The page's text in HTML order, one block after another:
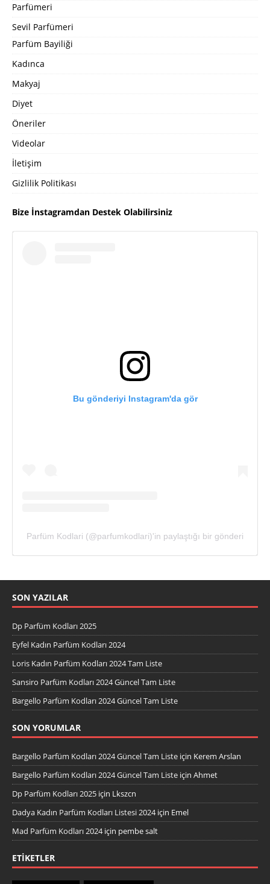
Parfümeri
Sevil Parfümeri
Parfüm Bayiliği
Kadınca
Makyaj
Diyet
Öneriler
Videolar
İletişim
Gizlilik Politikası
Bize İnstagramdan Destek Olabilirsiniz
Bu gönderiyi Instagram'da gör
Parfüm Kodlari (@parfumkodlari)'in paylaştığı bir gönderi
SON YAZILAR
Dp Parfüm Kodları 2025
Eyfel Kadın Parfüm Kodları 2024
Loris Kadın Parfüm Kodları 2024 Tam Liste
Sansiro Parfüm Kodları 2024 Güncel Tam Liste
Bargello Parfüm Kodları 2024 Güncel Tam Liste
SON YORUMLAR
Bargello Parfüm Kodları 2024 Güncel Tam Liste için Kerem Arslan
Bargello Parfüm Kodları 2024 Güncel Tam Liste için Ahmet
Dp Parfüm Kodları 2025 için Lkszcn
Dadya Kadın Parfüm Kodları Listesi 2024için Emel
Mad Parfüm Kodları 2024için pembe salt
ETIKETLER